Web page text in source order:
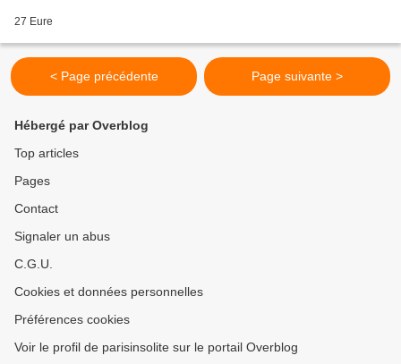
27 Eure
< Page précédente Page suivante >
Hébergé par Overblog
Top articles
Pages
Contact
Signaler un abus
C.G.U.
Cookies et données personnelles
Préférences cookies
Voir le profil de parisinsolite sur le portail Overblog